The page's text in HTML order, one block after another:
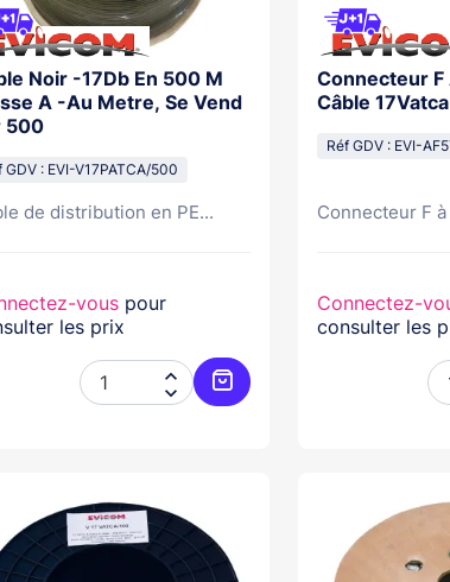
Noir -17Db En 500 M
A -Au Metre, Se Vend
500
GDV : EVI-V17PATCA/500
de distribution en PE...
vouspour
les prix


Ajouter au panier
Connecteur
Câble
Réf GDV : EVI-
Connecteur F
Connectez-
consulter les